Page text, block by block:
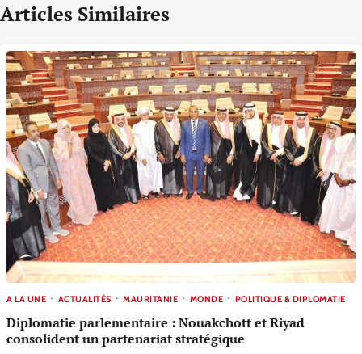
Articles Similaires
A LA UNE ACTUALITÉS MAURITANIE MONDE POLITIQUE & DIPLOMATIE
Diplomatie parlementaire : Nouakchott et Riyad
consolident un partenariat stratégique